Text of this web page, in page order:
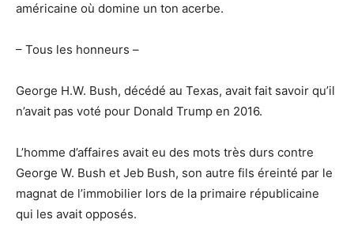
américaine où domine un ton acerbe.
– Tous les honneurs –
George H.W. Bush, décédé au Texas, avait fait savoir qu’il
n’avait pas voté pour Donald Trump en 2016.
L’homme d’affaires avait eu des mots très durs contre
George W. Bush et Jeb Bush, son autre fils éreinté par le
magnat de l’immobilier lors de la primaire républicaine
qui les avait opposés.